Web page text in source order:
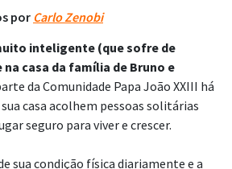
por Carlo Zenobi
inteligente (que sofre de
casa da família de Bruno e
da Comunidade Papa João XXIII há
casa acolhem pessoas solitárias
seguro para viver e crescer.
sua condição física diariamente e a